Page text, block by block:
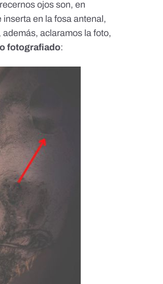
ojos son, en
en la fosa antenal,
aclaramos la foto,
fotografiado: